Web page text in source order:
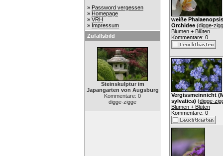
» Password vergessen
» Homepage
» VRH
» Impressum
Zufallsbild
Steinskulptur im
Japangarten von Augsburg
Kommentare: 0
digge-zigge
weiße
Orchidee (digge-
Blumen + Blüten
Kommentare: 0
Vergissmeinnicht
sylvatica) (digge-
Blumen + Blüten
Kommentare: 0